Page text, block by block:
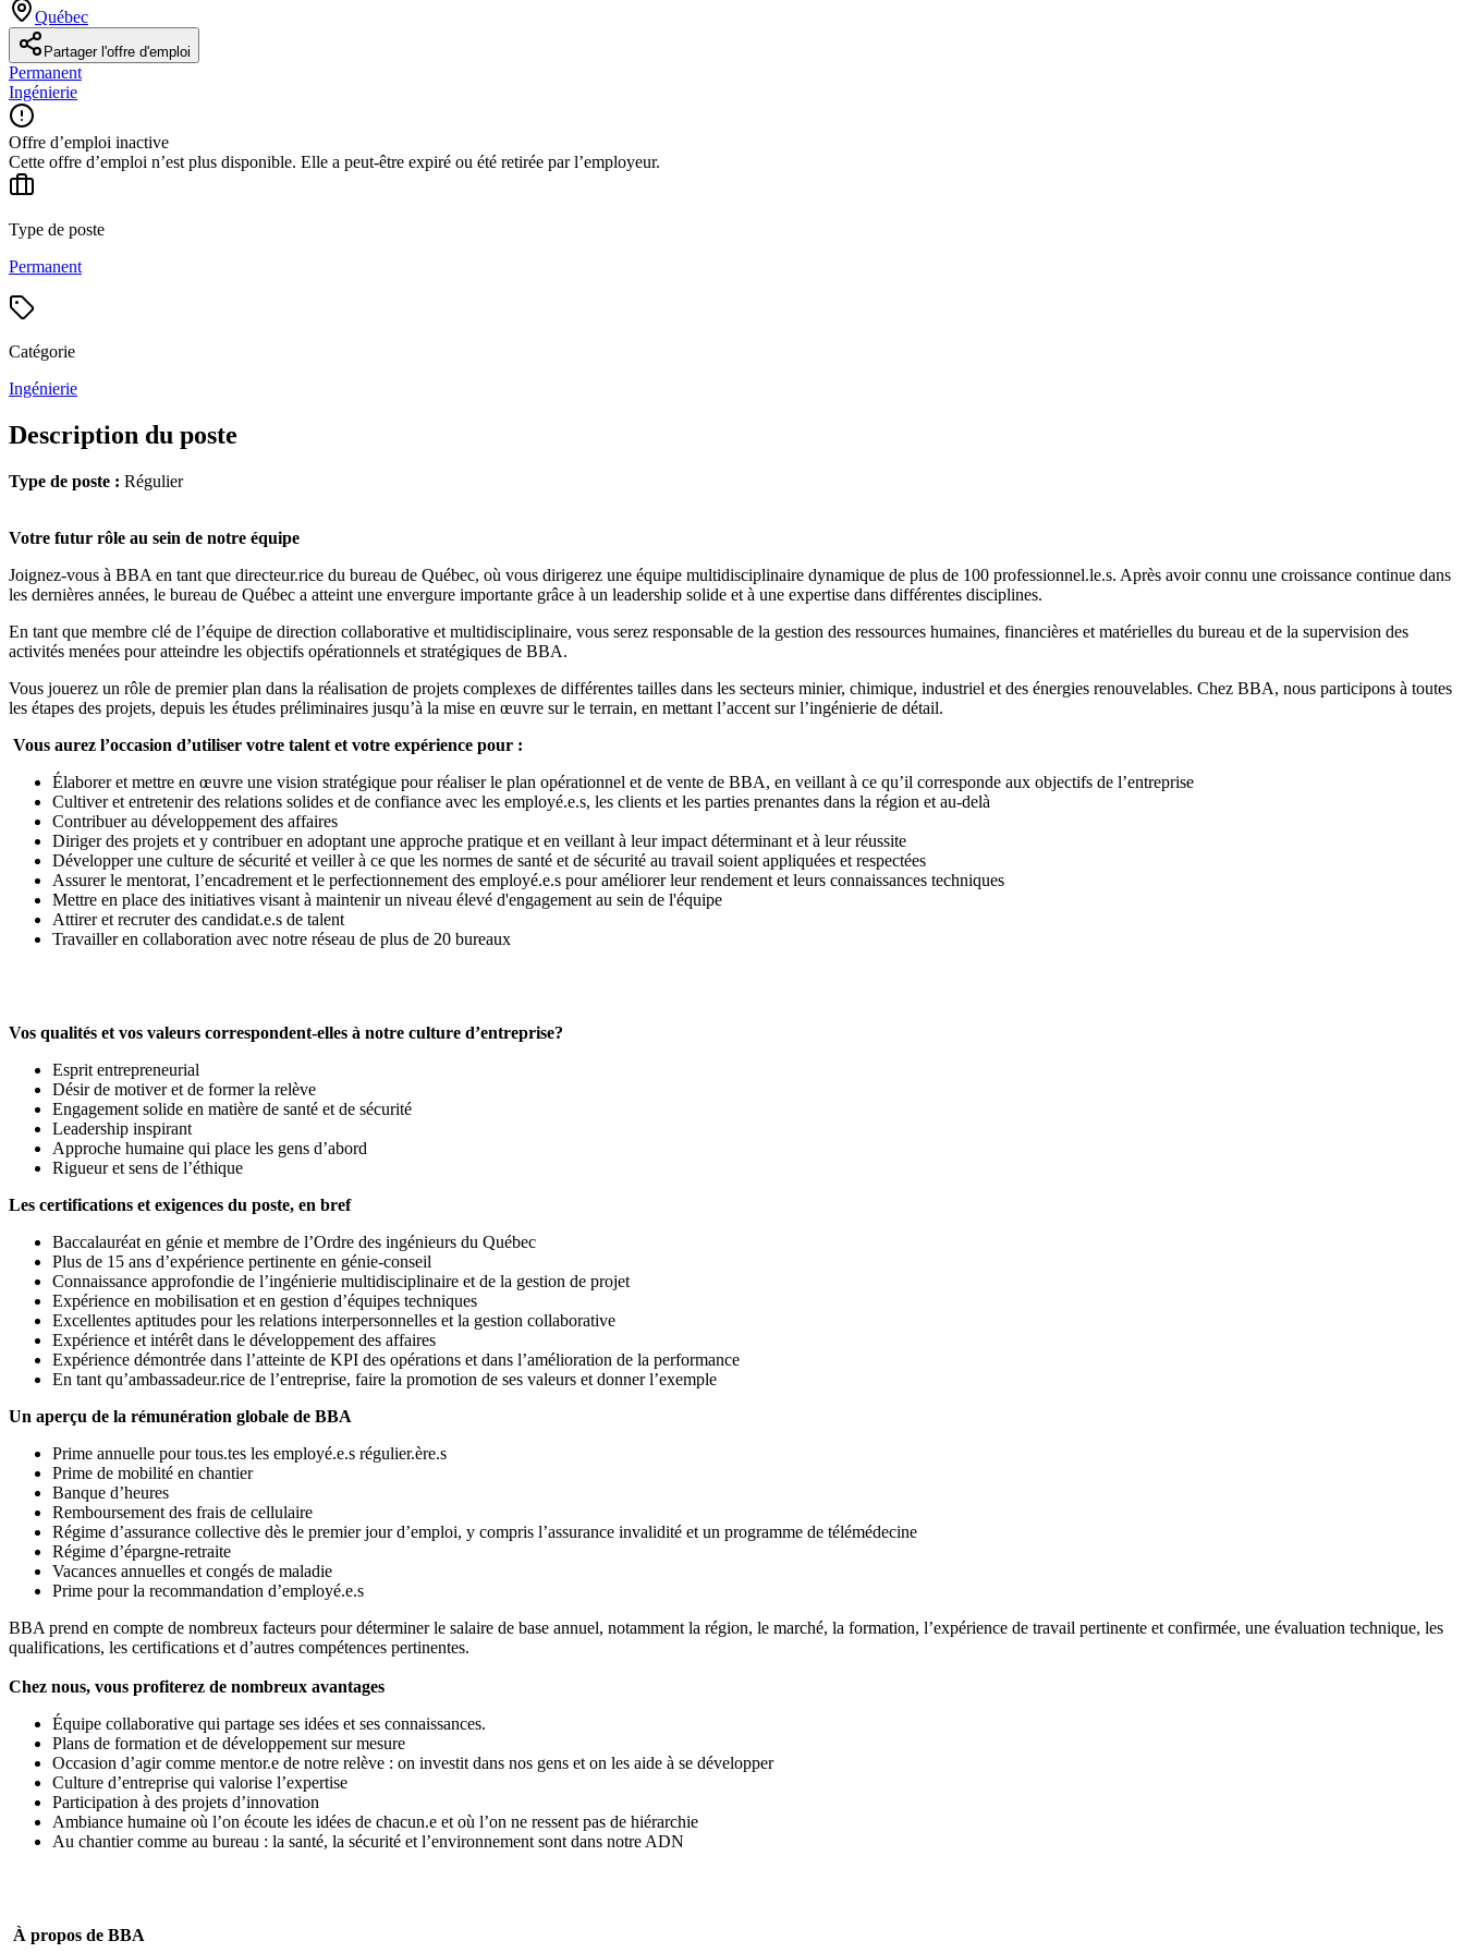
Québec
Partager l'offre d'emploi
Permanent
Ingénierie
Offre d’emploi inactive
Cette offre d’emploi n’est plus disponible. Elle a peut-être expiré ou été retirée par l’employeur.
Type de poste
Permanent
Catégorie
Ingénierie
Description du poste
Type de poste : Régulier
Votre futur rôle au sein de notre équipe
Joignez-vous à BBA en tant que directeur.rice du bureau de Québec, où vous dirigerez une équipe multidisciplinaire dynamique de plus de 100 professionnel.le.s. Après avoir connu une croissance continue dans
les dernières années, le bureau de Québec a atteint une envergure importante grâce à un leadership solide et à une expertise dans différentes disciplines.
En tant que membre clé de l’équipe de direction collaborative et multidisciplinaire, vous serez responsable de la gestion des ressources humaines, financières et matérielles du bureau et de la supervision des
activités menées pour atteindre les objectifs opérationnels et stratégiques de BBA.
Vous jouerez un rôle de premier plan dans la réalisation de projets complexes de différentes tailles dans les secteurs minier, chimique, industriel et des énergies renouvelables. Chez BBA, nous participons à toutes
les étapes des projets, depuis les études préliminaires jusqu’à la mise en œuvre sur le terrain, en mettant l’accent sur l’ingénierie de détail.
Vous aurez l’occasion d’utiliser votre talent et votre expérience pour :
Élaborer et mettre en œuvre une vision stratégique pour réaliser le plan opérationnel et de vente de BBA, en veillant à ce qu’il corresponde aux objectifs de l’entreprise
Cultiver et entretenir des relations solides et de confiance avec les employé.e.s, les clients et les parties prenantes dans la région et au-delà
Contribuer au développement des affaires
Diriger des projets et y contribuer en adoptant une approche pratique et en veillant à leur impact déterminant et à leur réussite
Développer une culture de sécurité et veiller à ce que les normes de santé et de sécurité au travail soient appliquées et respectées
Assurer le mentorat, l’encadrement et le perfectionnement des employé.e.s pour améliorer leur rendement et leurs connaissances techniques
Mettre en place des initiatives visant à maintenir un niveau élevé d'engagement au sein de l'équipe
Attirer et recruter des candidat.e.s de talent
Travailler en collaboration avec notre réseau de plus de 20 bureaux
Vos qualités et vos valeurs correspondent-elles à notre culture d’entreprise?
Esprit entrepreneurial
Désir de motiver et de former la relève
Engagement solide en matière de santé et de sécurité
Leadership inspirant
Approche humaine qui place les gens d’abord
Rigueur et sens de l’éthique
Les certifications et exigences du poste, en bref
Baccalauréat en génie et membre de l’Ordre des ingénieurs du Québec
Plus de 15 ans d’expérience pertinente en génie-conseil
Connaissance approfondie de l’ingénierie multidisciplinaire et de la gestion de projet
Expérience en mobilisation et en gestion d’équipes techniques
Excellentes aptitudes pour les relations interpersonnelles et la gestion collaborative
Expérience et intérêt dans le développement des affaires
Expérience démontrée dans l’atteinte de KPI des opérations et dans l’amélioration de la performance
En tant qu’ambassadeur.rice de l’entreprise, faire la promotion de ses valeurs et donner l’exemple
Un aperçu de la rémunération globale de BBA
Prime annuelle pour tous.tes les employé.e.s régulier.ère.s
Prime de mobilité en chantier
Banque d’heures
Remboursement des frais de cellulaire
Régime d’assurance collective dès le premier jour d’emploi, y compris l’assurance invalidité et un programme de télémédecine
Régime d’épargne‑retraite
Vacances annuelles et congés de maladie
Prime pour la recommandation d’employé.e.s
BBA prend en compte de nombreux facteurs pour déterminer le salaire de base annuel, notamment la région, le marché, la formation, l’expérience de travail pertinente et confirmée, une évaluation technique, les
qualifications, les certifications et d’autres compétences pertinentes.
Chez nous, vous profiterez de nombreux avantages
Équipe collaborative qui partage ses idées et ses connaissances.
Plans de formation et de développement sur mesure
Occasion d’agir comme mentor.e de notre relève : on investit dans nos gens et on les aide à se développer
Culture d’entreprise qui valorise l’expertise
Participation à des projets d’innovation
Ambiance humaine où l’on écoute les idées de chacun.e et où l’on ne ressent pas de hiérarchie
Au chantier comme au bureau : la santé, la sécurité et l’environnement sont dans notre ADN
À propos de BBA